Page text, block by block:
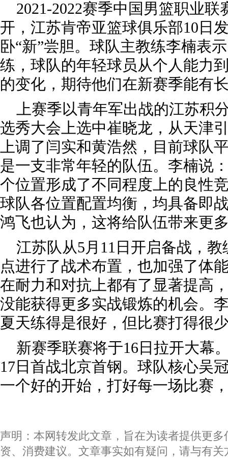
2021-2022赛季中国男篮职业
开，江苏肯帝亚篮球俱乐部10日
卧“新”尝胆。球队主教练李楠表
练，球队的年轻球员从个人能力
的变化，期待他们在新赛季能有
上赛季以青年军出战的江苏积
选秀大会上选中崔晓龙，从天津
上调了闫实和黄浩然，目前球队
是一支非常年轻的队伍。李楠说
个位置形成了不同程度上的良性
球队各位置配置均衡，均具备即
鸿飞也认为，这将给队伍带来更
江苏队从5月11日开启备战，
点进行了战术布置，也加强了体
在耐力和对抗上都有了显著提高
没能获得更多实战锻炼的机会。
夏天练得是很好，但比赛打得很
新赛季联赛将于16日拉开大幕
17日首战北京首钢。球队核心吴
一个好的开始，打好每一场比赛
声明：本网转发此文章，旨在为读者提供更
资、消费建议。文章事实如有疑问，请与有